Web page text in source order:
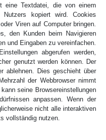
eine Textdatei, die von einem
kopiert wird. Cookies
Viren auf Computer bringen.
den Kunden beim Navigieren
und Eingaben zu vereinfachen.
abgerufen werden,
genutzt werden können. Der
ablehnen. Dies geschieht über
der Webbrowser nimmt
seine Browsereinstellungen
anpassen. Wenn der
nicht alle interaktiven
vollständig nutzen.